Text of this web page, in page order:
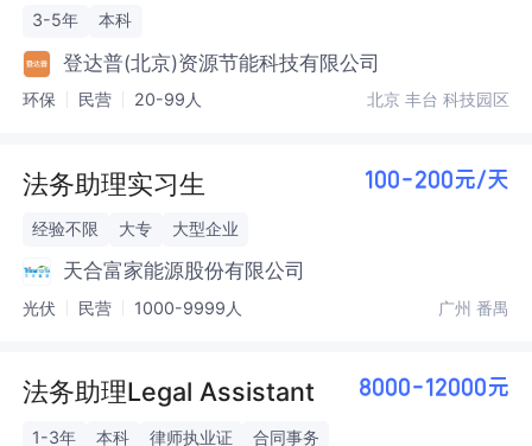
3-5年 本科
登达普(北京)资源节能科技有限公司
环保 民营 20-99人 北京 丰台 科技园区
法务助理实习生 100-200元/天
经验不限 大专 大型企业
天合富家能源股份有限公司
光伏 民营 1000-9999人 广州 番禺
法务助理Legal Assistant 8000-12000元
1-3年 本科 律师执业证 合同事务